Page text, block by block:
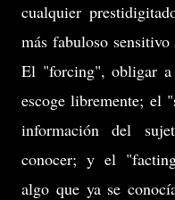
cualquier
más fabuloso
El "forcing", obligar
escoge libremente; el
información del
conocer; y el
algo que ya se